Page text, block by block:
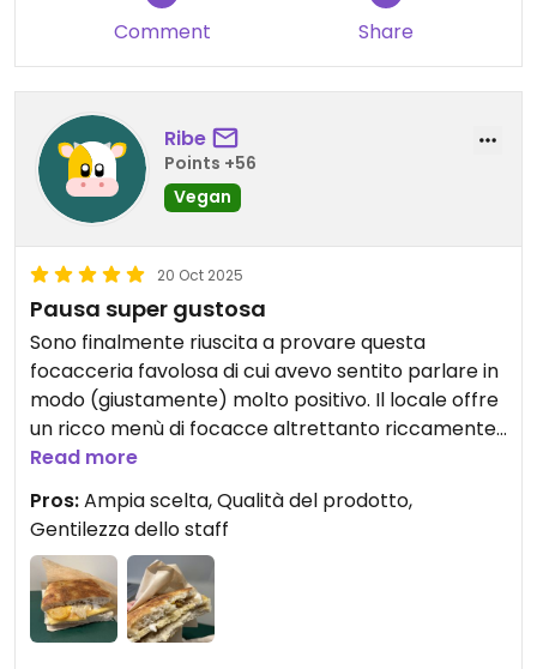
Comment Share
Ribe
Points +56
Vegan
20 Oct 2025
Pausa super gustosa
Sono finalmente riuscita a provare questa
focacceria favolosa di cui avevo sentito parlare in
modo (giustamente) molto positivo. Il locale offre
un ricco menù di focacce altrettanto riccamente
farcite: un vero paradiso di scelta plant-based per
un pasto gustoso e completo. Servizio veloce e
ragazzi molto simpatici. Peccato ci sia poco posto
all’interno, ma comunque sufficiente per una
pausa veloce. Tornerò sicuramente per provare
altre combinazioni!
Read more
Pros:Ampia scelta, Qualità del prodotto,
Gentilezza dello staff